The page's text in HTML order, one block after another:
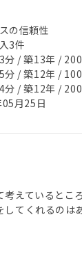
の信頼性
3件
分 / 築13年 /
分 / 築12年 /
分 / 築12年 /
月25日
考えているとこ
てくれるのは